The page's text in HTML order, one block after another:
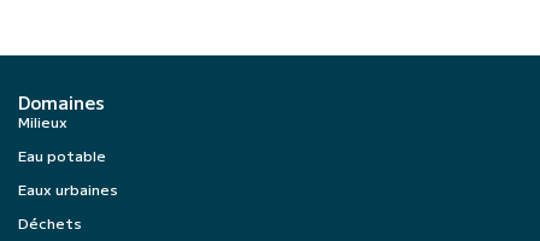
Domaines
Milieux
Eau potable
Eaux urbaines
Déchets